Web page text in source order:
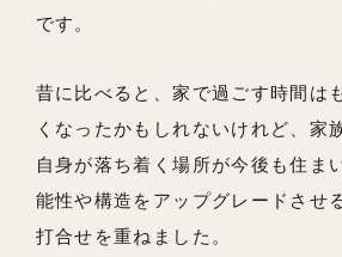
お
採
よ
です。
昔に比べると、家で過ごす時間は
くなったかもしれないけれど、家
自身が落ち着く場所が今後も住ま
能性や構造をアップグレードさせ
打合せを重ねました。